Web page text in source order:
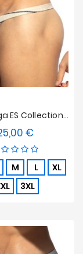
Mini Tanga ES Collection Soft Grid Edición Limitada - Blanco
€Precio
M L
XL
3XL